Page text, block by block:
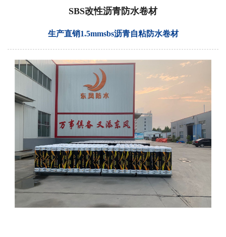
SBS改性沥青防水卷材
生产直销1.5mmsbs沥青自粘防水卷材